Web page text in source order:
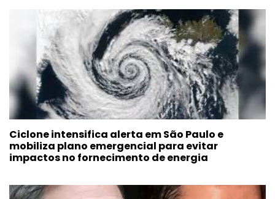
Ciclone intensifica alerta em São Paulo e
mobiliza plano emergencial para evitar
impactos no fornecimento de energia